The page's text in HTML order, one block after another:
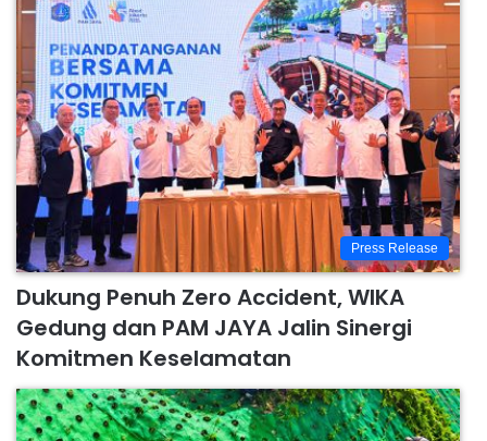
Press Release
Dukung Penuh Zero Accident, WIKA
Gedung dan PAM JAYA Jalin Sinergi
Komitmen Keselamatan